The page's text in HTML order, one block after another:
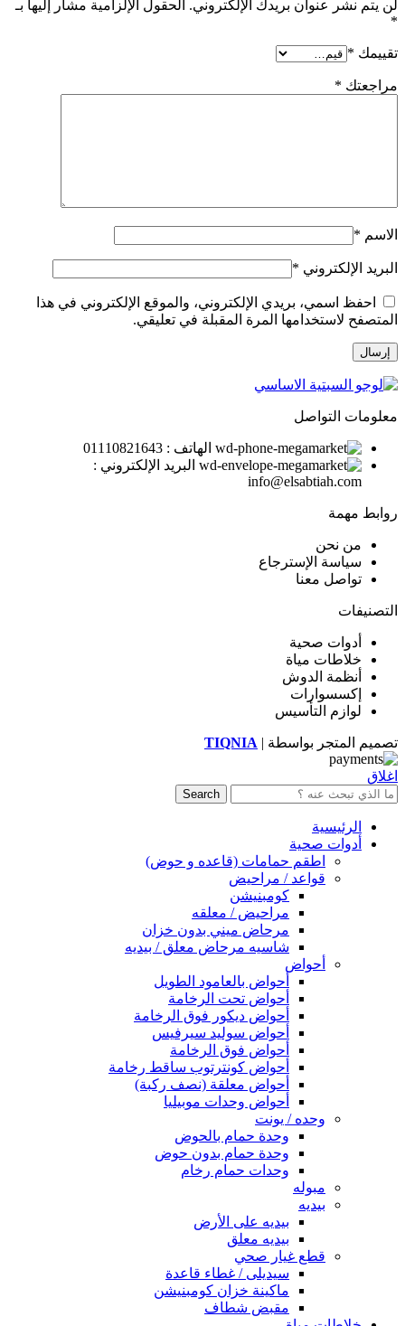
لن يتم نشر عنوان بريدك الإلكتروني. الحقول الإلزامية مشار إليها بـ
*
تقييمك *
مراجعتك *
الاسم *
البريد الإلكتروني *
احفظ اسمي، بريدي الإلكتروني، والموقع الإلكتروني في هذا
المتصفح لاستخدامها المرة المقبلة في تعليقي.
معلومات التواصل
الهاتف : 01110821643
البريد الإلكتروني :
info@elsabtiah.com
روابط مهمة
من نحن
سياسة الإسترجاع
تواصل معنا
التصنيفات
أدوات صحية
خلاطات مياة
أنظمة الدوش
إكسسوارات
لوازم التأسيس
تصميم المتجر بواسطة | TIQNIA
اغلاق
Search
الرئيسية
أدوات صحية
اطقم حمامات (قاعده و حوض)
قواعد / مراحيض
كومبنيشن
مراحيض / معلقه
مرحاض ميني بدون خزان
شاسيه مرحاض معلق / بيديه
أحواض
أحواض بالعامود الطويل
أحواض تحت الرخامة
أحواض ديكور فوق الرخامة
أحواض سوليد سيرفيس
أحواض فوق الرخامة
أحواض كونترتوب ساقط رخامة
أحواض معلقة (نصف ركبة)
أحواض وحدات موبيليا
وحده / يونت
وحدة حمام بالحوض
وحدة حمام بدون حوض
وحدات حمام رخام
مبوله
بيديه
بيديه على الأرض
بيديه معلق
قطع غيار صحي
سيديلى / غطاء قاعدة
ماكينة خزان كومبنيشن
مقبض شطاف